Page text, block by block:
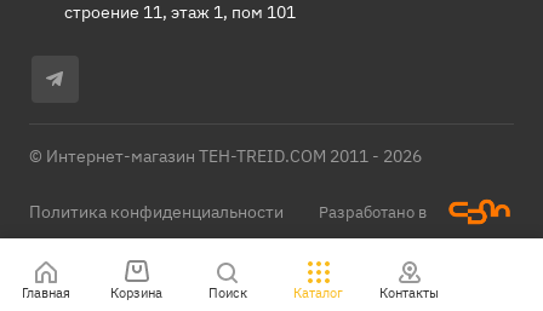
строение 11, этаж 1, пом 101
© Интернет-магазин TEH-TREID.COM 2011 - 2026
Политика конфиденциальности Разработано в
Главная Корзина Поиск Каталог Контакты